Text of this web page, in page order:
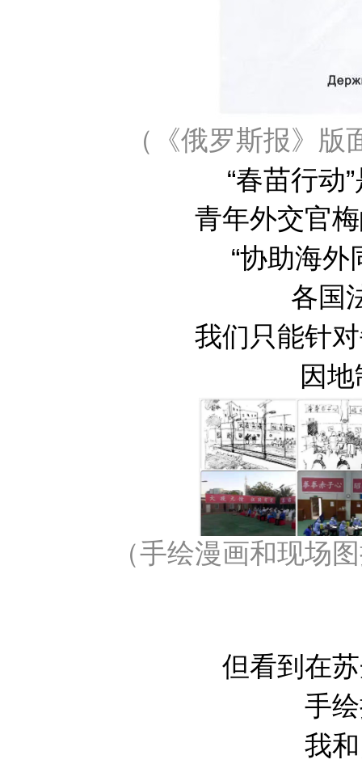
（《俄罗斯报》
“春苗行动
青年外交官
“协助海
各国
我们只能针
因
（手绘漫画和现场
但看到在
手
我